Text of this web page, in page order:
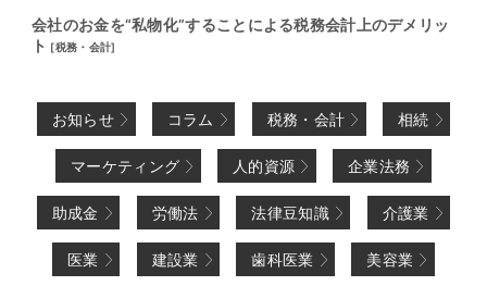
会社のお金を“私物化”することによる税務会計上のデメリッ
ト [税務・会計]
お知らせ コラム 税務・会計 相続
マーケティング 人的資源 企業法務
助成金 労働法 法律豆知識 介護業
医業 建設業 歯科医業 美容業